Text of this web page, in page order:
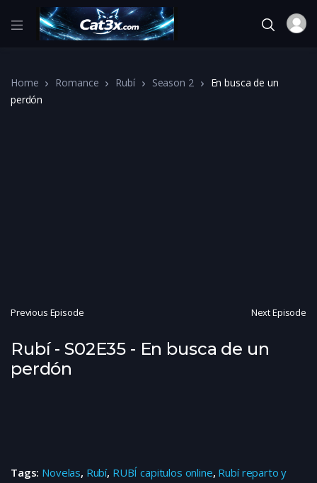
Home Romance Rubí Season 2
En busca de un
perdón
Previous Episode Next Episode
Rubí - S02E35 - En busca de un
perdón
Tags: Novelas, Rubí, RUBÍ capitulos online, Rubí reparto y